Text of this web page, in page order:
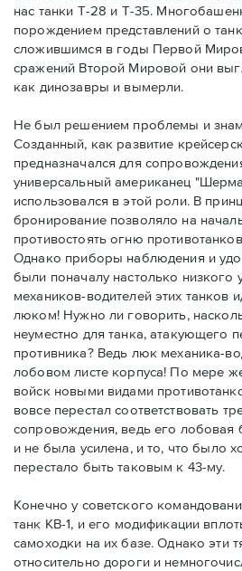
нас танки Т-28 и Т-35.
порождением представлений о
сложившимся в годы Первой
сражений Второй Мировой они
как динозавры и вымерли.
Не был решением проблемы и
Созданный, как развитие
предназначался для
универсальный американец
использовался в этой роли. В
бронирование позволяло на
противостоять огню
Однако приборы наблюдения и
были поначалу настолько низкого
механиков-водителей этих танков
люком! Нужно ли говорить,
неуместно для танка, атакующего
противника? Ведь люк механика-
лобовом листе корпуса! По мере
войск новыми видами
вовсе перестал соответствовать
сопровождения, ведь его лобовая
и не была усилена, и то, что было
перестало быть таковым к 43-му.
Конечно у советского
танк КВ-1, и его модификации
самоходки на их базе. Однако
относительно дороги и